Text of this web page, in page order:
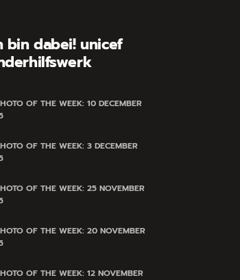
bin dabei! unicef